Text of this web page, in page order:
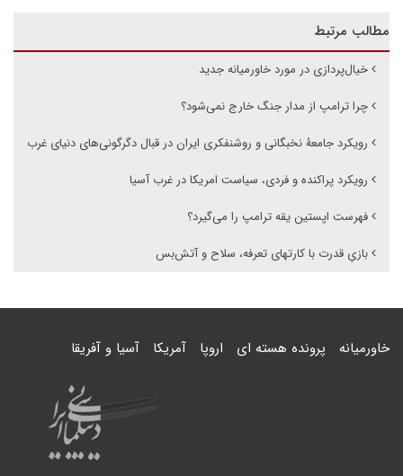
مطالب مرتبط
خیال‌پردازی در مورد خاورمیانه جدید
چرا ترامپ از مدار جنگ خارج نمی‌شود؟
رویکرد جامعۀ نخبگانی و روشنفکری ایران در قبال دگرگونی‌های دنیای غرب
رویکرد پراکنده و فردی، سیاست امریکا در غرب آسیا
فهرست اپستین یقه ترامپ را می‌گیرد؟
بازیِ قدرت با کارتهای تعرفه، سلاح و آتش‌بس
خاورمیانه پرونده هسته ای اروپا آمریکا آسیا و آفریقا